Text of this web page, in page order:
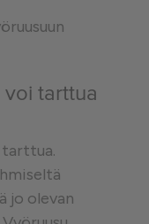
voi tarttua
tarttua.
jo olevan